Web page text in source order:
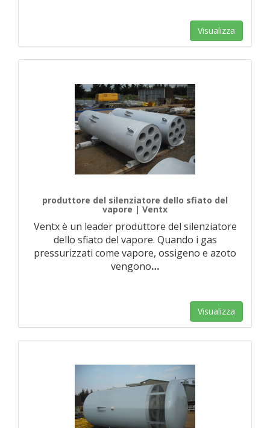
Visualizza
produttore del silenziatore dello sfiato del
vapore | Ventx
Ventx è un leader produttore del silenziatore
dello sfiato del vapore. Quando i gas
pressurizzati come vapore, ossigeno e azoto
vengono…
Visualizza